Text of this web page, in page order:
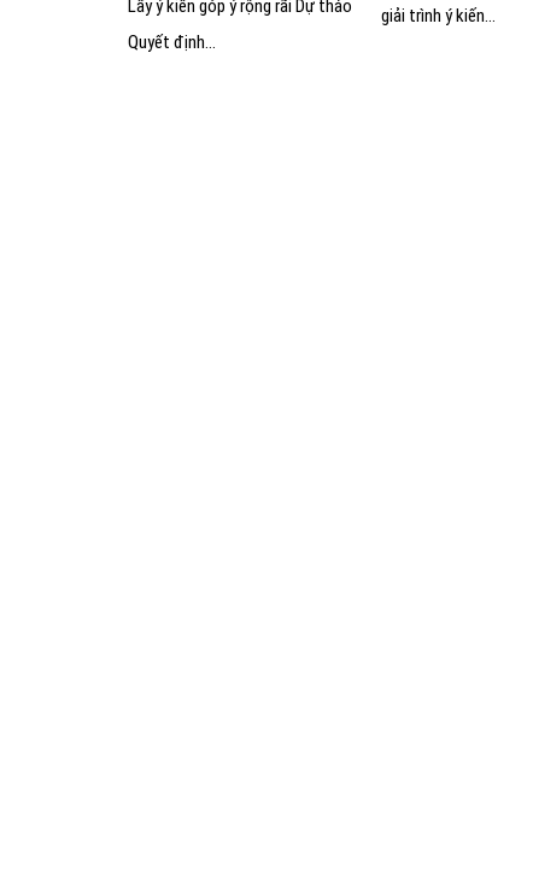
Lấy ý kiến góp ý rộng rãi Dự thảo
Quyết định...
giải trình ý kiến...